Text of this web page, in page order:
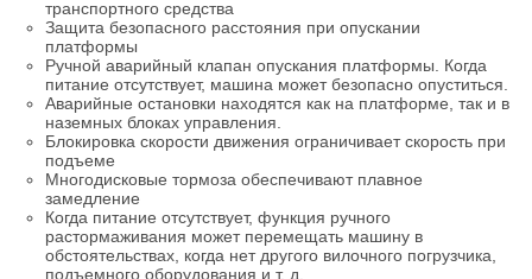
транспортного средства
Защита безопасного расстояния при опускании
платформы
Ручной аварийный клапан опускания платформы. Когда
питание отсутствует, машина может безопасно опуститься.
Аварийные остановки находятся как на платформе, так и в
наземных блоках управления.
Блокировка скорости движения ограничивает скорость при
подъеме
Многодисковые тормоза обеспечивают плавное
замедление
Когда питание отсутствует, функция ручного
растормаживания может перемещать машину в
обстоятельствах, когда нет другого вилочного погрузчика,
подъемного оборудования и т. д.